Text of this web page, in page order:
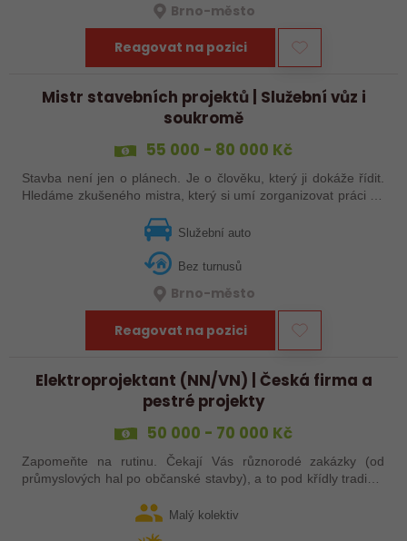
Brno-město
Reagovat na pozici
Mistr stavebních projektů | Služební vůz i
soukromě
55 000 - 80 000 Kč
Stavba není jen o plánech. Je o člověku, který ji dokáže řídit.
Hledáme zkušeného mistra, který si umí zorganizovat práci na
Služební auto
Bez turnusů
Brno-město
Reagovat na pozici
Elektroprojektant (NN/VN) | Česká firma a
pestré projekty
50 000 - 70 000 Kč
Zapomeňte na rutinu. Čekají Vás různorodé zakázky (od
průmyslových hal po občanské stavby), a to pod křídly tradiční
výhoda? Skvělý tým.…
Malý kolektiv